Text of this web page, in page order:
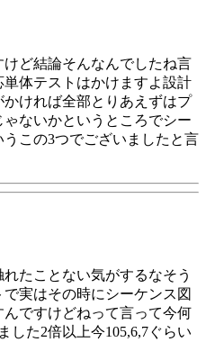
ど結論そんなんでしたね言
体テストはかけますよ設計
ければ全部とりあえずはプ
ないかというところでシー
この3つでございましたと言
たことない気がするなそう
実はその時にシーケンス図
ですけどねって言って今何
した2倍以上今105,6,7ぐらい